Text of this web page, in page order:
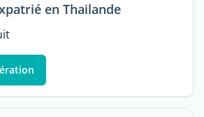
en Thailande